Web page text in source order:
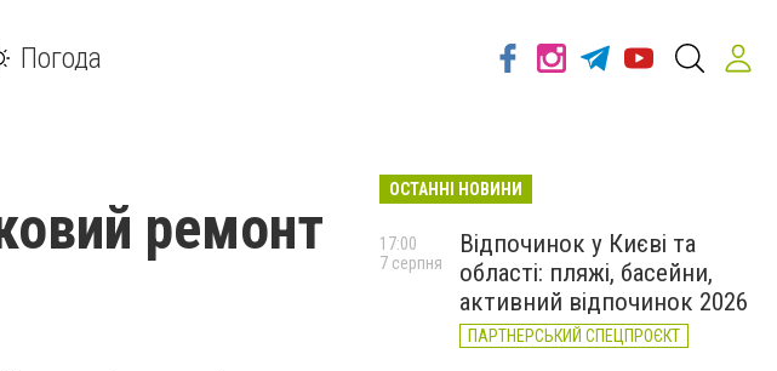
Погода
ремонт
ОСТАННІ НОВИНИ
Відпочинок у Києві та
області: пляжі, басейни,
активний відпочинок 2026
ПАРТНЕРСЬКИЙ СПЕЦПРОЄКТ
17:00
7 серпня